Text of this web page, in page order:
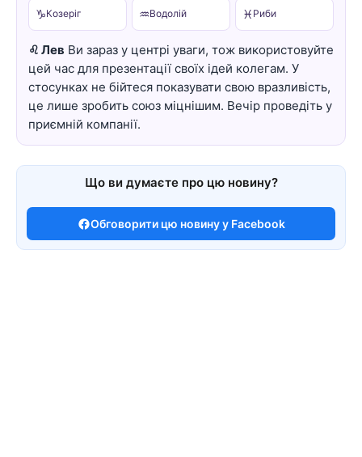
♑Козеріг ♒Водолій ♓ Риби
♌ Лев Ви зараз у центрі уваги, тож використовуйте
цей час для презентації своїх ідей колегам. У
стосунках не бійтеся показувати свою вразливість,
це лише зробить союз міцнішим. Вечір проведіть у
приємній компанії.
Що ви думаєте про цю новину?
Обговорити цю новину у Facebook